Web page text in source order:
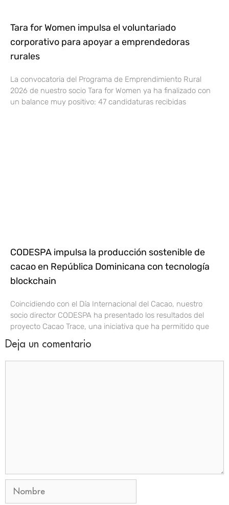
Tara for Women impulsa el voluntariado
corporativo para apoyar a emprendedoras
rurales
La convocatoria del Programa de Emprendimiento Rural
2026 de nuestro socio Tara for Women ya ha finalizado con
un balance muy positivo: 47 candidaturas recibidas
CODESPA impulsa la producción sostenible de
cacao en República Dominicana con tecnología
blockchain
Coincidiendo con el Día Internacional del Cacao, nuestro
socio director CODESPA ha presentado los resultados del
proyecto Cacao Trace, una iniciativa que ha permitido que
Deja un comentario